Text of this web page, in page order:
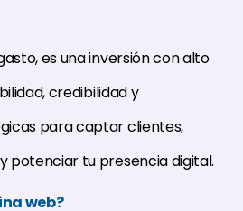
es una inversión con alto
credibilidad y
para captar clientes,
potenciar tu presencia digital.
web?